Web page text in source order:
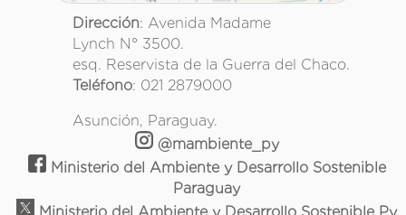
Dirección: Avenida Madame
Lynch N° 3500.
esq. Reservista de la Guerra del Chaco.
Teléfono: 021 2879000
Asunción, Paraguay.
@mambiente_py
Ministerio del Ambiente y Desarrollo Sostenible
Paraguay